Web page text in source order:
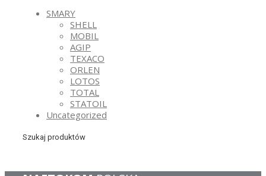
SMARY
SHELL
MOBIL
AGIP
TEXACO
ORLEN
LOTOS
TOTAL
STATOIL
Uncategorized
Szukaj produktów